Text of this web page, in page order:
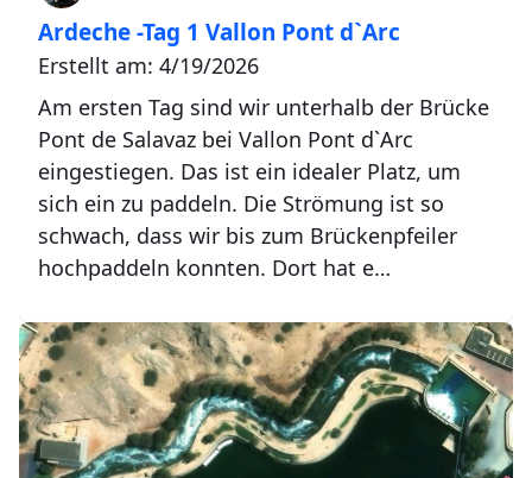
Ardeche -Tag 1 Vallon Pont d`Arc
Erstellt am: 4/19/2026
Am ersten Tag sind wir unterhalb der Brücke
Pont de Salavaz bei Vallon Pont d`Arc
eingestiegen. Das ist ein idealer Platz, um
sich ein zu paddeln. Die Strömung ist so
schwach, dass wir bis zum Brückenpfeiler
hochpaddeln konnten. Dort hat e…